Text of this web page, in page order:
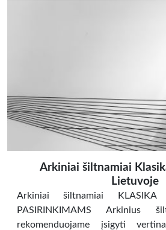
Arkiniai šiltnamiai
Lietuvoje
Arkiniai šiltnamiai
PASIRINKIMAMS Arkinius
rekomenduojame įsigyti